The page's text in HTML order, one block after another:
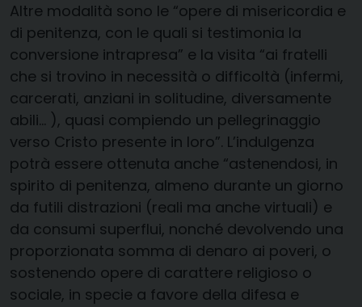
Altre modalità sono le “opere di misericordia e
di penitenza, con le quali si testimonia la
conversione intrapresa” e la visita “ai fratelli
che si trovino in necessità o difficoltà (infermi,
carcerati, anziani in solitudine, diversamente
abili… ), quasi compiendo un pellegrinaggio
verso Cristo presente in loro”. L’indulgenza
potrà essere ottenuta anche “astenendosi, in
spirito di penitenza, almeno durante un giorno
da futili distrazioni (reali ma anche virtuali) e
da consumi superflui, nonché devolvendo una
proporzionata somma di denaro ai poveri, o
sostenendo opere di carattere religioso o
sociale, in specie a favore della difesa e